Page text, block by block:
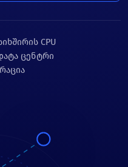
CPU
ცენტრი